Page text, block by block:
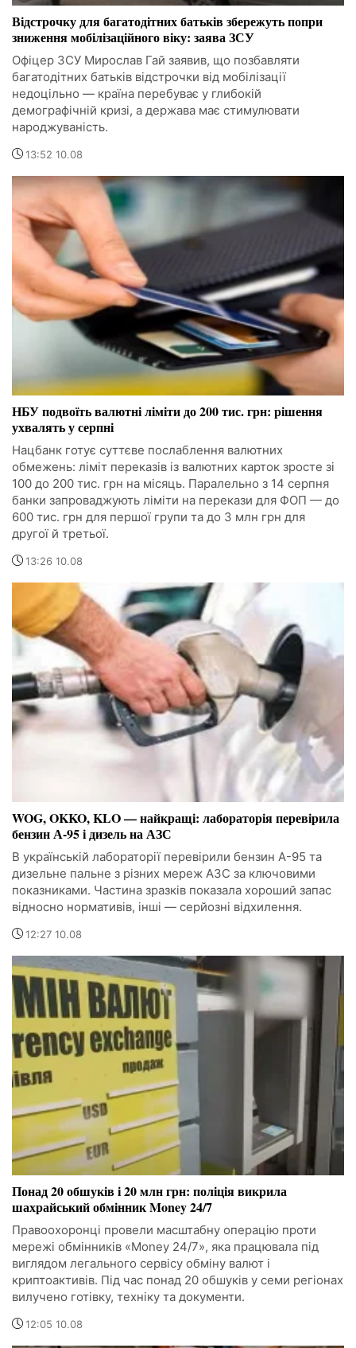
Відстрочку для багатодітних батьків збережуть попри
зниження мобілізаційного віку: заява ЗСУ
Офіцер ЗСУ Мирослав Гай заявив, що позбавляти
багатодітних батьків відстрочки від мобілізації
недоцільно — країна перебуває у глибокій
демографічній кризі, а держава має стимулювати
народжуваність.
13:52 10.08
НБУ подвоїть валютні ліміти до 200 тис. грн: рішення
ухвалять у серпні
Нацбанк готує суттєве послаблення валютних
обмежень: ліміт переказів із валютних карток зросте зі
100 до 200 тис. грн на місяць. Паралельно з 14 серпня
банки запроваджують ліміти на перекази для ФОП — до
600 тис. грн для першої групи та до 3 млн грн для
другої й третьої.
13:26 10.08
WOG, OKKO, KLO — найкращі: лабораторія перевірила
бензин А-95 і дизель на АЗС
В українській лабораторії перевірили бензин А-95 та
дизельне пальне з різних мереж АЗС за ключовими
показниками. Частина зразків показала хороший запас
відносно нормативів, інші — серйозні відхилення.
12:27 10.08
Понад 20 обшуків і 20 млн грн: поліція викрила
шахрайський обмінник Money 24/7
Правоохоронці провели масштабну операцію проти
мережі обмінників «Money 24/7», яка працювала під
виглядом легального сервісу обміну валют і
криптоактивів. Під час понад 20 обшуків у семи регіонах
вилучено готівку, техніку та документи.
12:05 10.08